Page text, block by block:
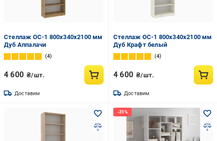
Стеллаж ОС-1 800х340х2100 мм
Дуб Аппалачи
4
4 600 ₴/шт.
Доставим
Стеллаж ОС-1 800х340х2100 мм
Дуб Крафт белый
4
4 600 ₴/шт.
Доставим